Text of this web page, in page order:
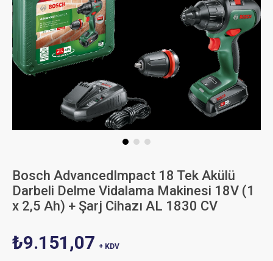
Bosch AdvancedImpact 18 Tek Akülü
Darbeli Delme Vidalama Makinesi 18V (1
x 2,5 Ah) + Şarj Cihazı AL 1830 CV
₺9.151,07 + KDV